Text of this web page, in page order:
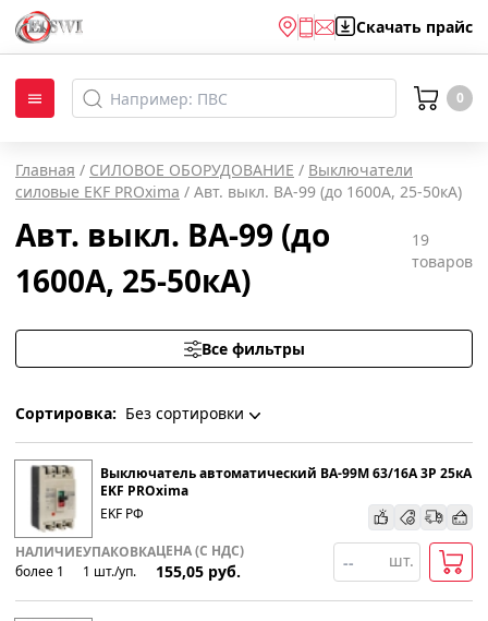
Скачать прайс
0
Главная / СИЛОВОЕ ОБОРУДОВАНИЕ / Выключатели
силовые EKF PROxima / Авт. выкл. ВА-99 (до 1600А, 25-50кА)
Авт. выкл. ВА-99 (до
1600А, 25-50кА)
19
товаров
Все фильтры
Сортировка: Без сортировки
Без сортировки
По наименованию
Популярности
Выключатель автоматический ВА-99М 63/16А 3P 25кА
EKF PROxima
EKF РФ
НАЛИЧИЕ
более 1
УПАКОВКА
1 шт./уп.
ЦЕНА (С НДС)
155,05 руб.
шт.